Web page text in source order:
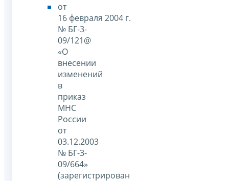
от
16 февраля 2004 г.
№ БГ-3-
09/121@
«О
внесении
изменений
в
приказ
МНС
России
от
03.12.2003
№ БГ-3-
09/664»
(зарегистрирован